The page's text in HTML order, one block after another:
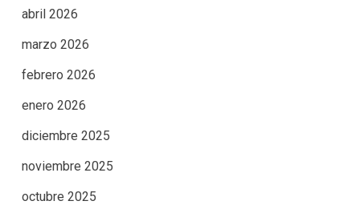
abril 2026
marzo 2026
febrero 2026
enero 2026
diciembre 2025
noviembre 2025
octubre 2025